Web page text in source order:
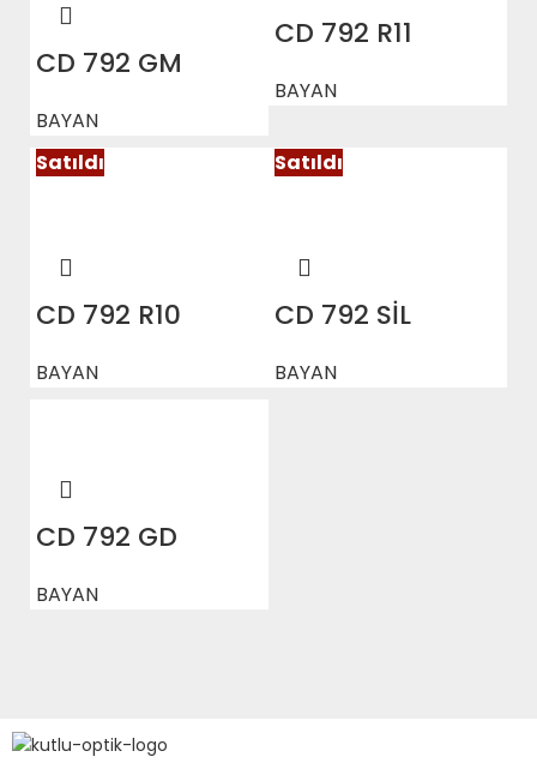
CD 792 GM
BAYAN
CD 792 R11
BAYAN
Satıldı
CD 792 R10
BAYAN
Satıldı
CD 792 SİL
BAYAN
CD 792 GD
BAYAN